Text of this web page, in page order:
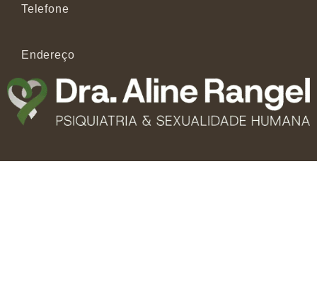
Telefone
Endereço